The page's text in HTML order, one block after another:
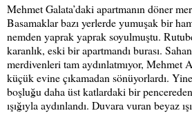
Mehmet Galata’daki apartmanın döner
Basamaklar bazı yerlerde yumuşak bir
nemden yaprak yaprak soyulmuştu.
karanlık, eski bir apartmandı burası.
merdivenleri tam aydınlatmıyor, Mehmet
küçük evine çıkamadan sönüyorlardı.
boşluğu daha üst katlardaki bir pencereden
ışığıyla aydınlandı. Duvara vuran beyaz